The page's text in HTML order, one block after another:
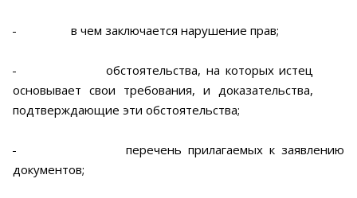
- в чем заключается нарушение прав;
-
обстоятельства, на которых истец
основывает свои требования, и доказательства,
подтверждающие эти обстоятельства;
-
перечень прилагаемых к заявлению
документов;